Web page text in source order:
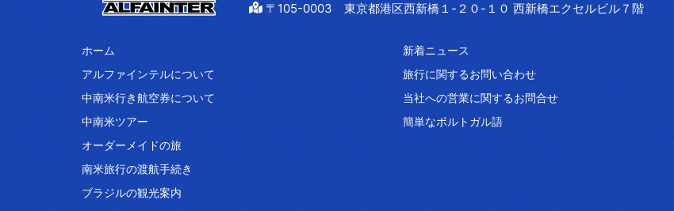
〒105-0003 東京都港区西新橋１-２０-１０ 西新橋エクセルビル７階
ホーム
アルファインテルについて
中南米行き航空券について
中南米ツアー
オーダーメイドの旅
南米旅行の渡航手続き
ブラジルの観光案内
新着ニュース
旅行に関するお問い合わせ
当社への営業に関するお問合せ
簡単なポルトガル語